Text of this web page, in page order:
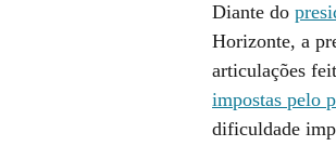
Diante do
Horizonte, a
articulações
impostas pelo
dificuldade